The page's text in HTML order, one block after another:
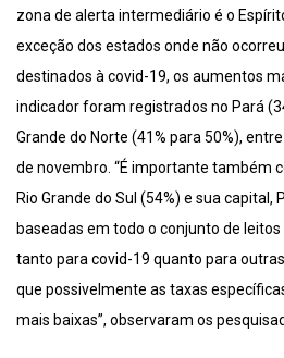
zona de alerta intermediário é o
exceção dos estados onde não
destinados à covid-19, os aumentos
indicador foram registrados no Pará
Grande do Norte (41% para 50%),
de novembro. “É importante também
Rio Grande do Sul (54%) e sua capital,
baseadas em todo o conjunto de leitos
tanto para covid-19 quanto para
que possivelmente as taxas
mais baixas”, observaram os